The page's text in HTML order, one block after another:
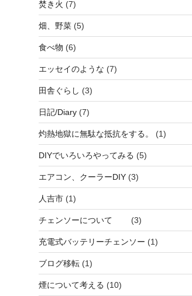
焚き火 (7)
畑、野菜(5)
食べ物 (6)
エッセイのような (7)
田舎ぐらし (3)
日記/Diary(7)
灼熱地獄に無駄な抵抗をする。 (1)
DIYでいろいろやってみる (5)
エアコン、クーラーDIY(3)
人吉市(1)
チェンソーについて (3)
充電式バッテリーチェンソー (1)
ブログ移転(1)
煙について考える (10)